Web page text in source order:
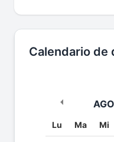
Calendario de
Lu Ma Mi